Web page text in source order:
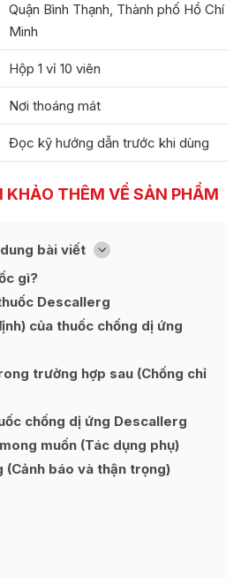
Quận Bình Thạnh, Thành phố Hồ Chí
Minh
Hộp 1 vỉ 10 viên
Nơi thoáng mát
Đọc kỹ hướng dẫn trước khi dùng
THÊM VỀ SẢN PHẨM
bài viết [
Ẩn
gì?
Descallerg
của thuốc chống dị ứng
trường hợp sau (Chống chỉ
chống dị ứng Descallerg
muốn (Tác dụng phụ)
(Cảnh báo và thận trọng)